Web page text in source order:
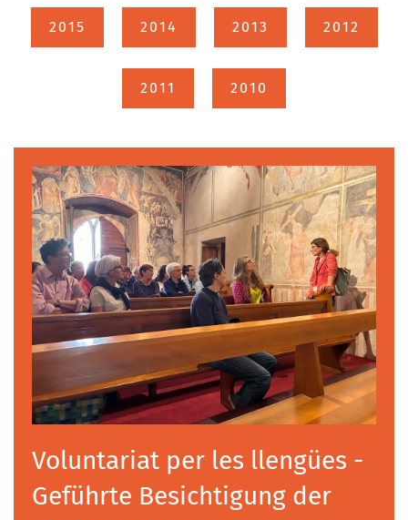
2015 2014 2013 2012
2011 2010
Voluntariat per les llengües -
Geführte Besichtigung der